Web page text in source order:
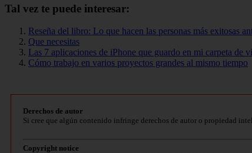
Tal vez te puede interesar:
Reseña del libro: Lo que hacen las personas más exitosas
Que necesitas
Las 7 aplicaciones de iPhone que guardo en mi carpeta de
Cómo trabajo en varios proyectos grandes al mismo tiempo
Derechos de autor
Si cree que algún contenido infringe derechos de autor o propiedad
Copyright notice